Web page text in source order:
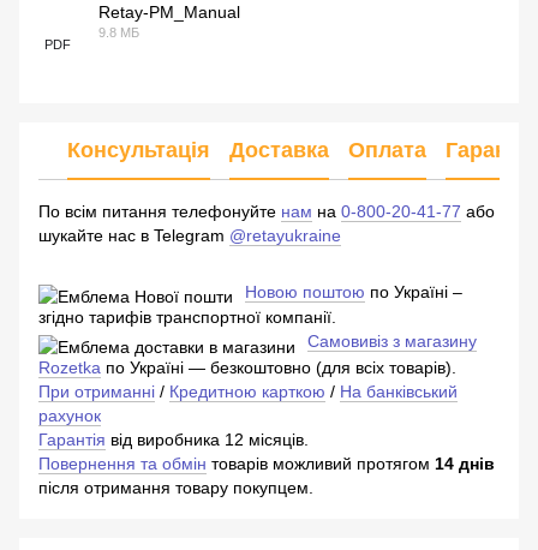
PDF
Retay-PM_Manual
9.8 МБ
Консультація Доставка Оплата Гарантія
По всім питання телефонуйте нам на 0-800-20-41-77 або
шукайте нас в Telegram @retayukraine
Новою поштою по Україні –
згідно тарифів транспортної компанії.
Самовивіз з магазину
Rozetka по Україні — безкоштовно (для всіх товарів).
При отриманні / Кредитною карткою / На банківський
рахунок
Гарантія від виробника 12 місяців.
Повернення та обмін товарів можливий протягом 14 днів
після отримання товару покупцем.